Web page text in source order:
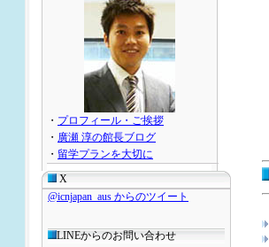
・ プロフィール・ご挨拶
・ 廣瀬 淳の館長ブログ
・ 留学プランを大切に
X
@icnjapan_aus からのツイート
LINEからのお問い合わせ